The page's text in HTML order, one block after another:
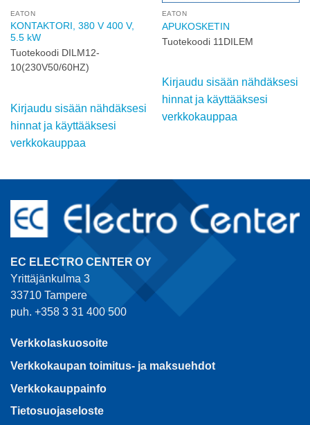
EATON
KONTAKTORI, 380 V 400 V,
5.5 kW
Tuotekoodi DILM12-
10(230V50/60HZ)
Kirjaudu sisään nähdäksesi
hinnat ja käyttääksesi
verkkokauppaa
EATON
APUKOSKETIN
Tuotekoodi 11DILEM
Kirjaudu sisään nähdäksesi
hinnat ja käyttääksesi
verkkokauppaa
EC ELECTRO CENTER OY
Yrittäjänkulma 3
33710 Tampere
puh. +358 3 31 400 500
Verkkolaskuosoite
Verkkokaupan toimitus- ja maksuehdot
Verkkokauppainfo
Tietosuojaseloste